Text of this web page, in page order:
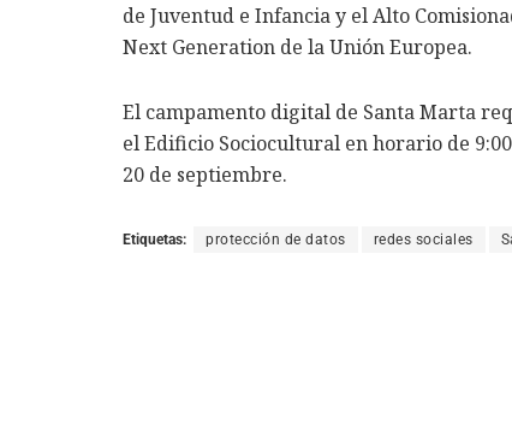
de Juventud e Infancia y el Alto
Next Generation de la Unión Europea.
El campamento digital de Santa Marta
el Edificio Sociocultural en horario de
20 de septiembre.
Etiquetas: protección de datos redes sociales